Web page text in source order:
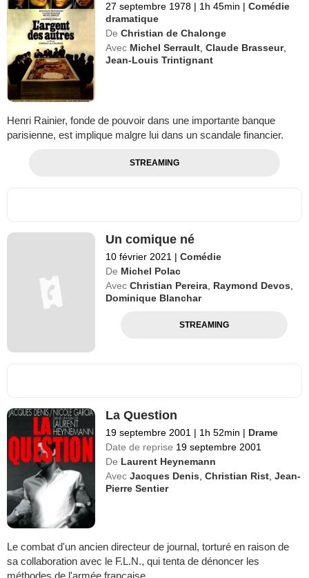
27 septembre 1978 | 1h 45min | Comédie
dramatique
De Christian de Chalonge
Avec Michel Serrault ,Claude Brasseur,
Jean-Louis Trintignant
Henri Rainier, fonde de pouvoir dans une importante banque
parisienne, est implique malgre lui dans un scandale financier.
STREAMING
Un comique né
10 février 2021 | Comédie
De Michel Polac
Avec Christian Pereira Raymond Devos
Dominique Blanchar
STREAMING
La Question
19 septembre 2001 | 1h 52min | Drame
Date de reprise 19 septembre 2001
De Laurent Heynemann
Avec Jacques Denis ,Christian Rist ,Jean-
Pierre Sentier
Le combat d'un ancien directeur de journal, torturé en raison de
sa collaboration avec le F.L.N., qui tenta de dénoncer les
méthodes de l'armée française.